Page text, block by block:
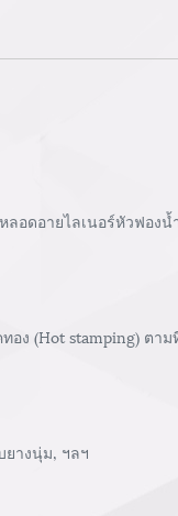
อดอายไลเนอร์หัวฟอ
ง (Hot stamping) ตา
ยางนุ่ม, ฯลฯ